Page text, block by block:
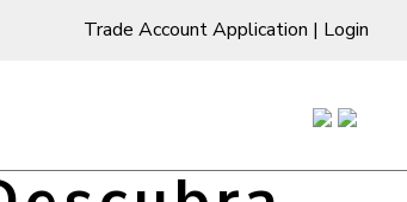
Trade Account Application | Login